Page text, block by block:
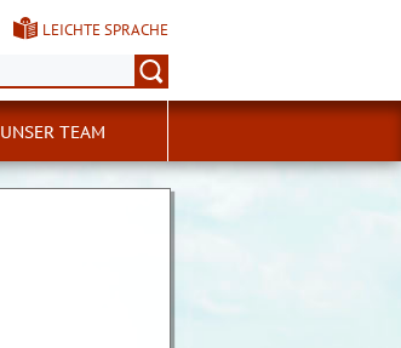
LEICHTE SPRACHE
UNSER TEAM